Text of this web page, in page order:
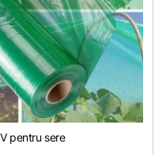
pentru sere